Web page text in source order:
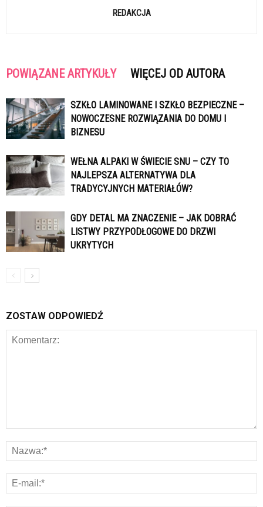
REDAKCJA
POWIĄZANE ARTYKUŁY WIĘCEJ OD AUTORA
SZKŁO LAMINOWANE I SZKŁO BEZPIECZNE –
NOWOCZESNE ROZWIĄZANIA DO DOMU I
BIZNESU
WEŁNA ALPAKI W ŚWIECIE SNU – CZY TO
NAJLEPSZA ALTERNATYWA DLA
TRADYCYJNYCH MATERIAŁÓW?
GDY DETAL MA ZNACZENIE – JAK DOBRAĆ
LISTWY PRZYPODŁOGOWE DO DRZWI
UKRYTYCH
ZOSTAW ODPOWIEDŹ